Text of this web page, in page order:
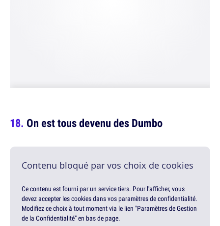
On est tous devenu des Dumbo
Contenu bloqué par vos choix de cookies
Ce contenu est fourni par un service tiers. Pour l'afficher, vous
devez accepter les cookies dans vos paramètres de confidentialité.
Modifiez ce choix à tout moment via le lien "Paramètres de Gestion
de la Confidentialité" en bas de page.